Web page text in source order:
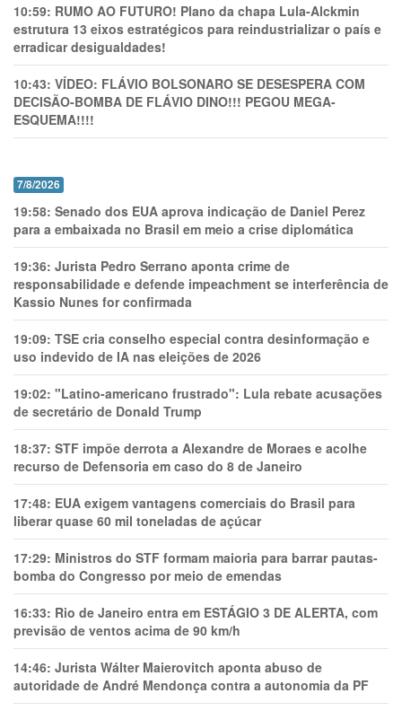
10:59: RUMO AO FUTURO! Plano da chapa Lula-Alckmin
estrutura 13 eixos estratégicos para reindustrializar o país e
erradicar desigualdades!
10:43: VÍDEO: FLÁVIO BOLSONARO SE DESESPERA COM
DECISÃO-BOMBA DE FLÁVIO DINO!!! PEGOU MEGA-
ESQUEMA!!!!
7/8/2026
19:58: Senado dos EUA aprova indicação de Daniel Perez
para a embaixada no Brasil em meio a crise diplomática
19:36: Jurista Pedro Serrano aponta crime de
responsabilidade e defende impeachment se interferência de
Kassio Nunes for confirmada
19:09: TSE cria conselho especial contra desinformação e
uso indevido de IA nas eleições de 2026
19:02: "Latino-americano frustrado": Lula rebate acusações
de secretário de Donald Trump
18:37: STF impõe derrota a Alexandre de Moraes e acolhe
recurso de Defensoria em caso do 8 de Janeiro
17:48: EUA exigem vantagens comerciais do Brasil para
liberar quase 60 mil toneladas de açúcar
17:29: Ministros do STF formam maioria para barrar pautas-
bomba do Congresso por meio de emendas
16:33: Rio de Janeiro entra em ESTÁGIO 3 DE ALERTA, com
previsão de ventos acima de 90 km/h
14:46: Jurista Wálter Maierovitch aponta abuso de
autoridade de André Mendonça contra a autonomia da PF